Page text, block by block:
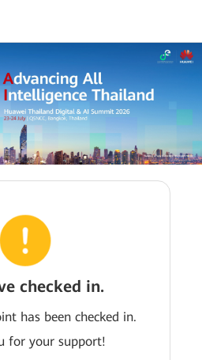
checked in.
has been checked in.
for your support!